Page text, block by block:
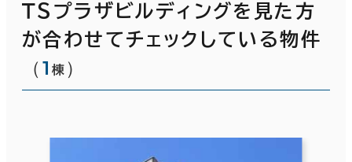
ＴＳプラザビルディングを見た方
が合わせてチェックしている物件
（1 棟 ）